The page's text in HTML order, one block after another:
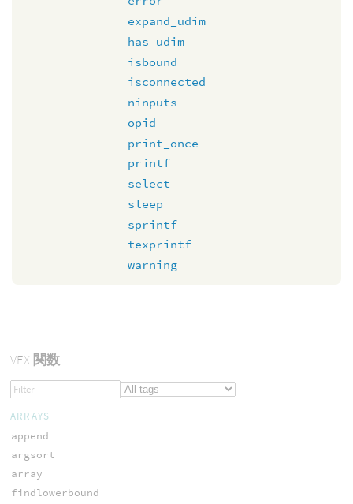
expand_udim
has_udim
isbound
isconnected
ninputs
opid
print_once
printf
select
sleep
sprintf
texprintf
warning
VEX関数
ARRAYS
append
argsort
array
findlowerbound